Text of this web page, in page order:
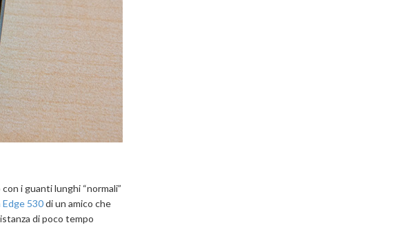
i guanti lunghi “normali”
Edge 530di un amico che
di poco tempo